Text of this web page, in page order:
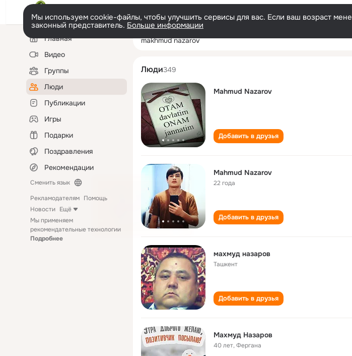
Мы используем cookie-файлы, чтобы улучшить сервисы для вас. Если ваш возраст
законный представитель. Больше информации
Левая
колонкаГлавная
Видео
Группы
Люди
Публикации
Игры
Подарки
Поздравления
Рекомендации
Сменить язык
Рекламодателям Помощь
Новости Ещё
Мы применяем
рекомендательные технологии
Подробнее
makhmud nazarov
Люди349
Mahmud Nazarov
Добавить в друзья
Mahmud Nazarov
22 года
Добавить в друзья
махмуд назаров
Ташкент
Добавить в друзья
Махмуд Назаров
40 лет,Фергана